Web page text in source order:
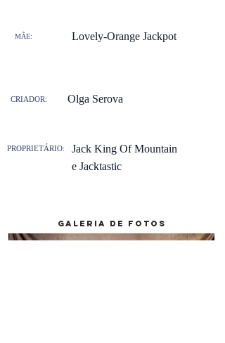
MÃE: Lovely-Orange Jackpot
Olga Serova
CRIADOR:
PROPRIETÁRIO:
Jack King Of Mountain
e Jacktastic
galeria de fotos